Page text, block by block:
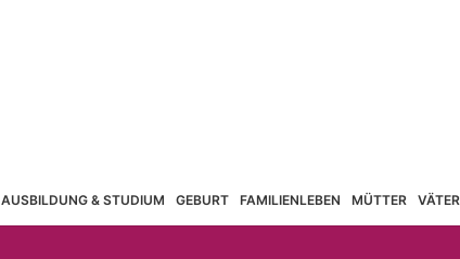
AUSBILDUNG & STUDIUM GEBURT FAMILIENLEBEN MÜTTER VÄTER